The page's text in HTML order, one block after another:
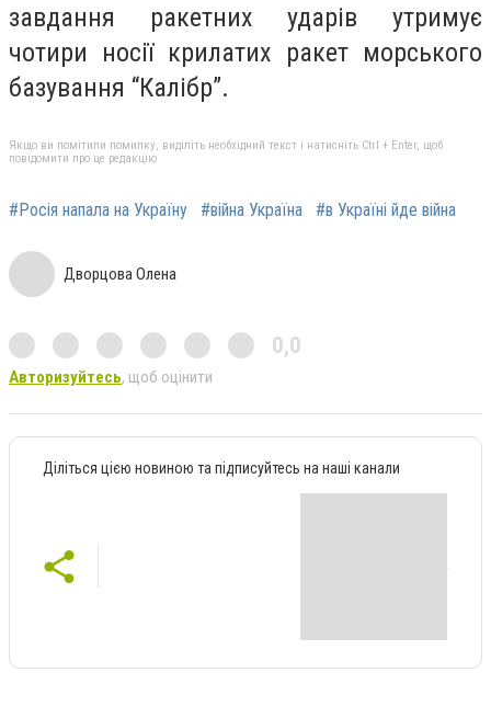
завдання ракетних ударів утримує
чотири носії крилатих ракет морського
базування “Калібр”.
Якщо ви помітили помилку, виділіть необхідний текст і натисніть Ctrl + Enter, щоб
повідомити про це редакцію
#Росія напала на Україну #війна Україна #в Україні йде війна
Дворцова Олена
0,0
Авторизуйтесь, щоб оцінити
Діліться цією новиною та підписуйтесь на наші канали